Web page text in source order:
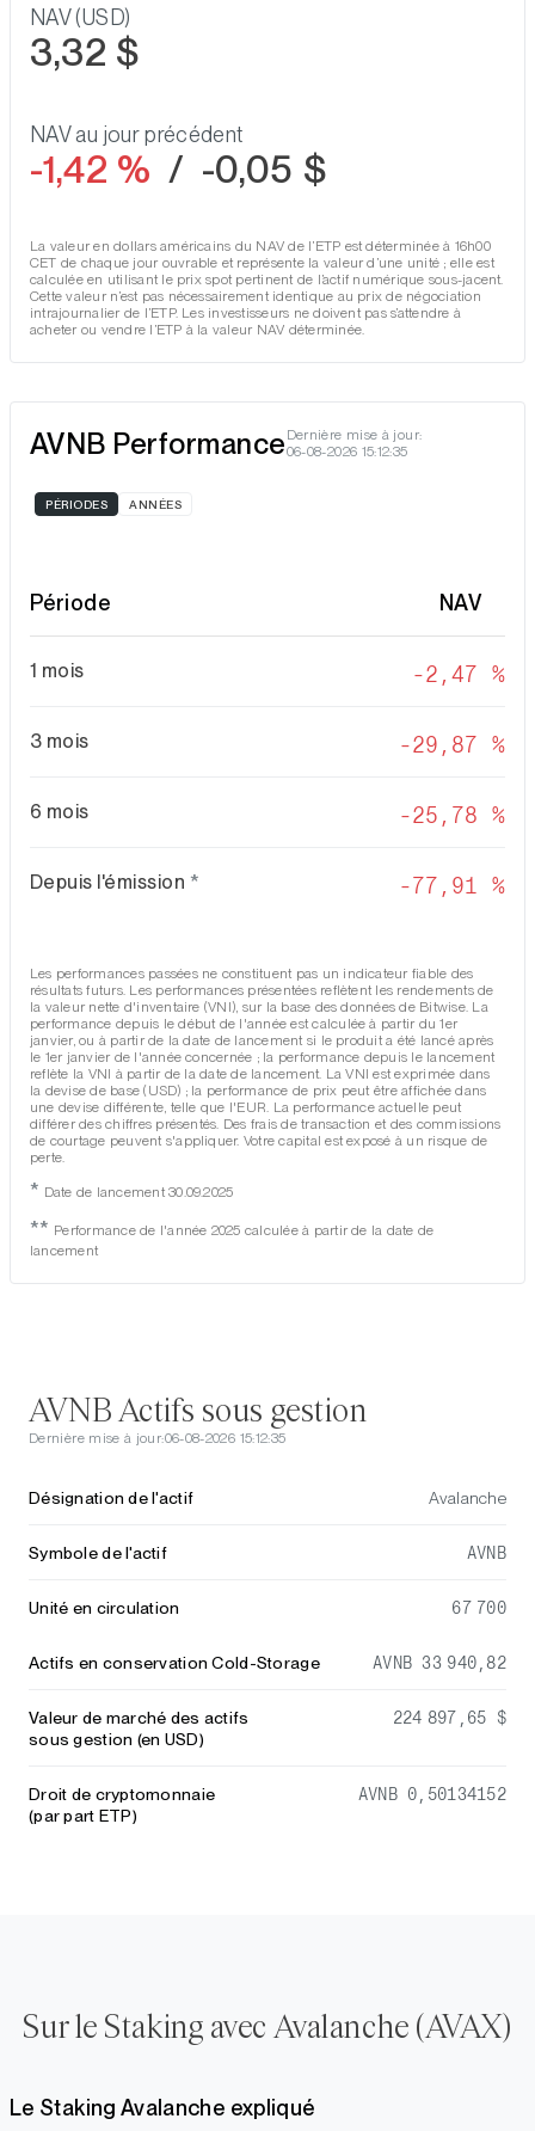
NAV (USD)
3,32 $
NAV au jour précédent
-1,42 % / -0,05 $
La valeur en dollars américains du NAV de l’ETP est déterminée à 16h00
CET de chaque jour ouvrable et représente la valeur d’une unité ; elle est
calculée en utilisant le prix spot pertinent de l’actif numérique sous-jacent.
Cette valeur n’est pas nécessairement identique au prix de négociation
intrajournalier de l’ETP. Les investisseurs ne doivent pas s’attendre à
acheter ou vendre l’ETP à la valeur NAV déterminée.
AVNB Performance Dernière mise à jour:
06-08-2026 15:12:35
PÉRIODES ANNÉES
Période NAV
1 mois -2,47 %
3 mois -29,87 %
6 mois -25,78 %
Depuis l'émission * -77,91 %
Les performances passées ne constituent pas un indicateur fiable des
résultats futurs. Les performances présentées reflètent les rendements de
la valeur nette d'inventaire (VNI), sur la base des données de Bitwise. La
performance depuis le début de l'année est calculée à partir du 1er
janvier, ou à partir de la date de lancement si le produit a été lancé après
le 1er janvier de l'année concernée ; la performance depuis le lancement
reflète la VNI à partir de la date de lancement. La VNI est exprimée dans
la devise de base (USD) ; la performance de prix peut être affichée dans
une devise différente, telle que l'EUR. La performance actuelle peut
différer des chiffres présentés. Des frais de transaction et des commissions
de courtage peuvent s'appliquer. Votre capital est exposé à un risque de
perte.
* Date de lancement 30.09.2025
** Performance de l'année 2025 calculée à partir de la date de
lancement
AVNB Actifs sous gestion
Dernière mise à jour:06-08-2026 15:12:35
Désignation de l'actif Avalanche
Symbole de l'actif AVNB
Unité en circulation 67 700
Actifs en conservation Cold-Storage AVNB 33 940,82
Valeur de marché des actifs
sous gestion (en USD)
224 897,65 $
Droit de cryptomonnaie
(par part ETP)
AVNB 0,50134152
Sur le Staking avec Avalanche (AVAX)
Le Staking Avalanche expliqué